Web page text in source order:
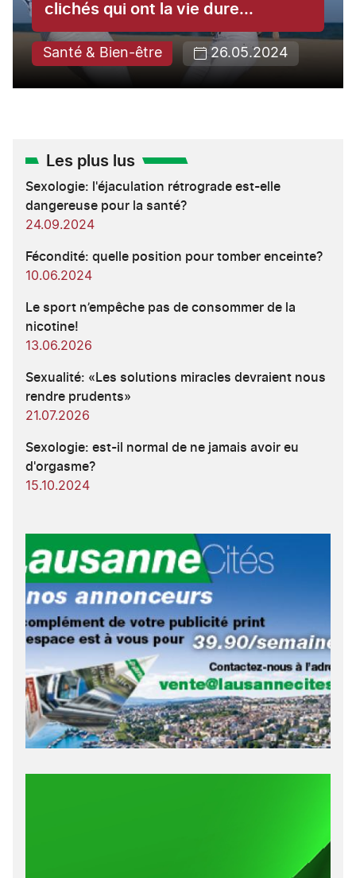
clichés qui ont la vie dure...
Santé & Bien-être 26.05.2024
Les plus lus
Sexologie: l'éjaculation rétrograde est-elle
dangereuse pour la santé?
24.09.2024
Fécondité: quelle position pour tomber enceinte?
10.06.2024
Le sport n’empêche pas de consommer de la
nicotine!
13.06.2026
Sexualité: «Les solutions miracles devraient nous
rendre prudents»
21.07.2026
Sexologie: est-il normal de ne jamais avoir eu
d'orgasme?
15.10.2024